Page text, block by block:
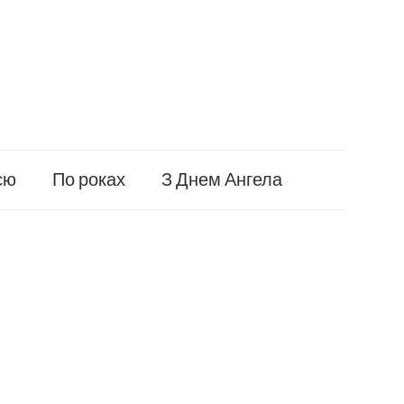
По роках З Днем Ангела